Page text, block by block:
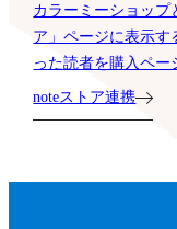
カラーミーショップ
ア」ページに表示す
った読者を購入ペー
noteストア連携